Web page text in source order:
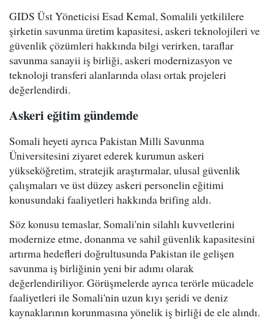
GIDS Üst Yöneticisi Esad Kemal, Somalili yetkililere
şirketin savunma üretim kapasitesi, askeri teknolojileri ve
güvenlik çözümleri hakkında bilgi verirken, taraflar
savunma sanayii iş birliği, askeri modernizasyon ve
teknoloji transferi alanlarında olası ortak projeleri
değerlendirdi.
Askeri eğitim gündemde
Somali heyeti ayrıca Pakistan Milli Savunma
Üniversitesini ziyaret ederek kurumun askeri
yükseköğretim, stratejik araştırmalar, ulusal güvenlik
çalışmaları ve üst düzey askeri personelin eğitimi
konusundaki faaliyetleri hakkında brifing aldı.
Söz konusu temaslar, Somali'nin silahlı kuvvetlerini
modernize etme, donanma ve sahil güvenlik kapasitesini
artırma hedefleri doğrultusunda Pakistan ile gelişen
savunma iş birliğinin yeni bir adımı olarak
değerlendiriliyor. Görüşmelerde ayrıca terörle mücadele
faaliyetleri ile Somali'nin uzun kıyı şeridi ve deniz
kaynaklarının korunmasına yönelik iş birliği de ele alındı.